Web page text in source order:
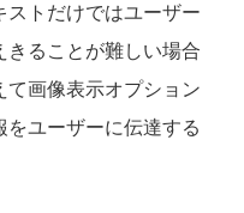
ストだけではユーザー
きることが難しい場合
て画像表示オプション
をユーザーに伝達する